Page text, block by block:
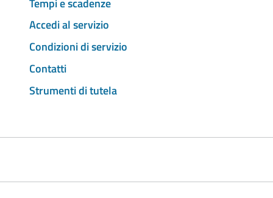
Accedi al servizio
Condizioni di servizio
Contatti
Strumenti di tutela